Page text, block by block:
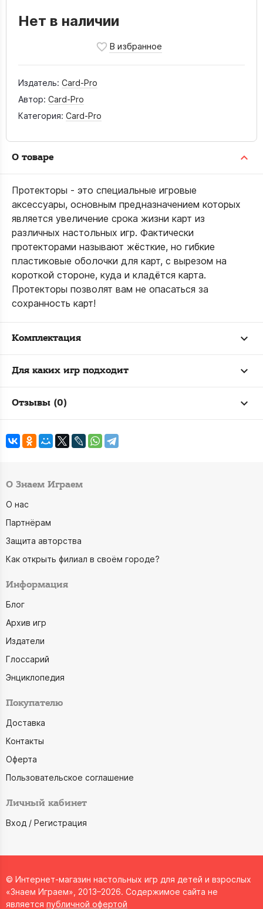
Нет в наличии
Издатель: Card-Pro
Автор: Card-Pro
Категория: Card-Pro
О товаре
Протекторы - это специальные игровые
аксессуары, основным предназначением которых
является увеличение срока жизни карт из
различных настольных игр. Фактически
протекторами называют жёсткие, но гибкие
пластиковые оболочки для карт, с вырезом на
короткой стороне, куда и кладётся карта.
Протекторы позволят вам не опасаться за
сохранность карт!
Комплектация
Для каких игр подходит
Отзывы (0)
О Знаем Играем
О нас
Партнёрам
Защита авторства
Как открыть филиал в своём городе?
Информация
Блог
Архив игр
Издатели
Глоссарий
Энциклопедия
Покупателю
Доставка
Контакты
Оферта
Пользовательское соглашение
Личный кабинет
Вход / Регистрация
© Интернет-магазин настольных игр для детей и взрослых
«Знаем Играем», 2013–2026. Содержимое сайта не
является публичной офертой